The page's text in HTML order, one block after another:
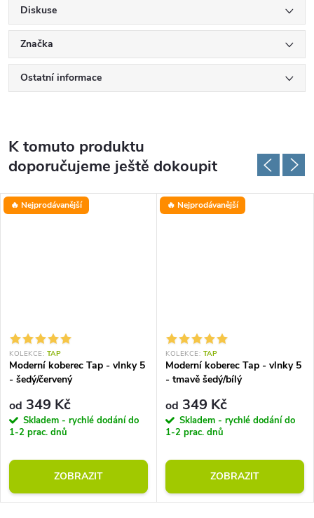
Diskuse
Značka
Ostatní informace
K tomuto produktu
doporučujeme ještě dokoupit
🔥 Nejprodávanější
KOLEKCE: TAP
Moderní koberec Tap - vlnky 5
- šedý/červený
od 349 Kč
Skladem - rychlé dodání do
1-2 prac. dnů
ZOBRAZIT
🔥 Nejprodávanější
KOLEKCE: TAP
Moderní koberec Tap - vlnky 5
- tmavě šedý/bílý
od 349 Kč
Skladem - rychlé dodání do
1-2 prac. dnů
ZOBRAZIT